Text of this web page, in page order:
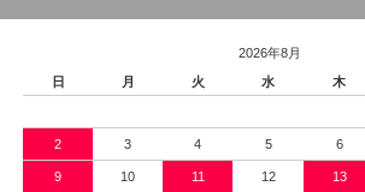
2026年8月
日
月 火 水 木
2 3 4 5 6
9 10 11 12 13